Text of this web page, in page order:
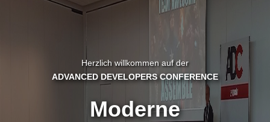
Herzlich willkommen auf der
ADVANCED DEVELOPERS CONFERENCE
Moderne